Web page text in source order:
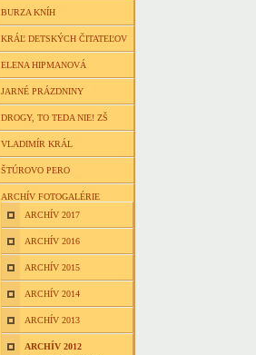
BURZA KNÍH
KRÁĽ DETSKÝCH ČITATEĽOV
ELENA HIPMANOVÁ
JARNÉ PRÁZDNINY
DROGY, TO TEDA NIE! ZŠ
VLADIMÍR KRÁL
ŠTÚROVO PERO
ARCHÍV FOTOGALÉRIE
ARCHÍV 2017
ARCHÍV 2016
ARCHÍV 2015
ARCHÍV 2014
ARCHÍV 2013
ARCHÍV 2012